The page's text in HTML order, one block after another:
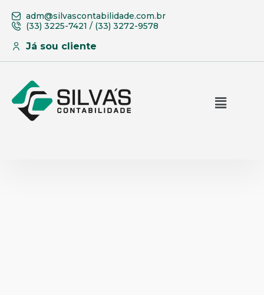
adm@silvascontabilidade.com.br
(33) 3225-7421 / (33) 3272-9578
Já sou cliente